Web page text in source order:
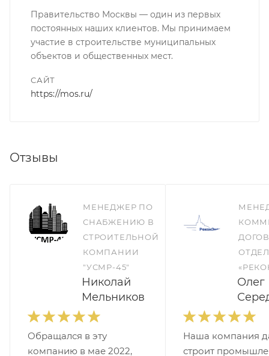
Правительство Москвы — один из первых
постоянных наших клиентов. Мы принимаем
участие в строительстве муниципальных
объектов и общественных мест.
САЙТ
https://mos.ru/
Отзывы
МЕНЕДЖЕР ПО
СНАБЖЕНИЮ В
СТРОИТЕЛЬНОЙ
КОМПАНИИ
"УСМР-45"
Николай
Мельников
Обращался в эту
компанию в мае 2022,
Олег
Наша компания
строит